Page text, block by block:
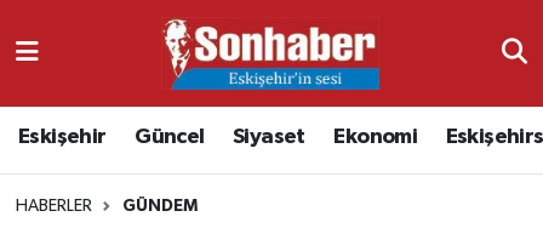
Eskişehir Güncel Siyaset Ekonomi
HABERLER GÜNDEM
Ekonomi
Nöbetçi Eczaneler
Namaz Vakitleri